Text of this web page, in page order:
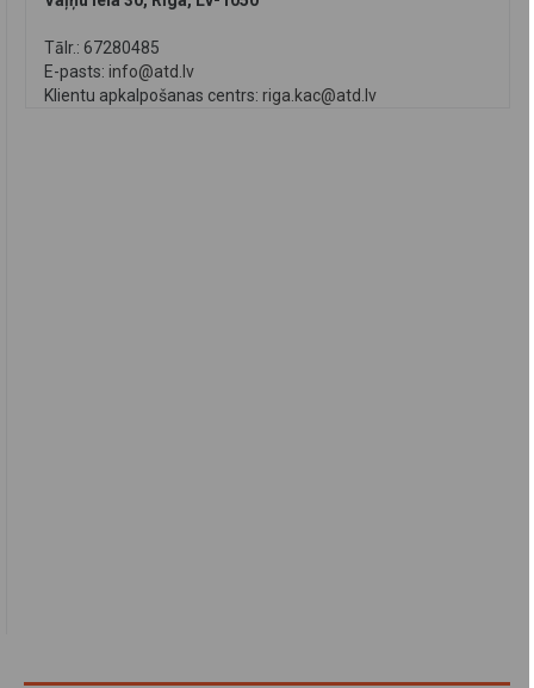
Tālr.: 67280485
E-pasts: info@atd.lv
Klientu apkalpošanas centrs: riga.kac@atd.lv